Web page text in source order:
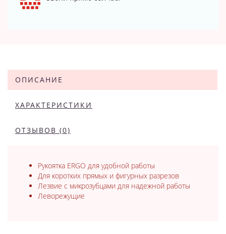
ОПИСАНИЕ
ХАРАКТЕРИСТИКИ
ОТЗЫВОВ (0)
Рукоятка ERGO для удобной работы
Для коротких прямых и фигурных разрезов
Лезвие с микрозубцами для надежной работы
Леворежущие